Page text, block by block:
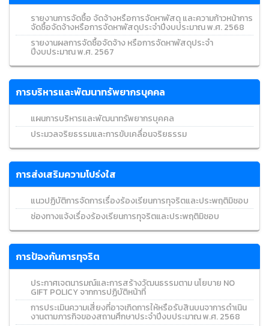
รายงานการจัดซื้อ จัดจ้างหรือการจัดหาพัสดุ และความก้าวหน้าการ
จัดซื้อจัดจ้างหรือการจัดหาพัสดุประจำปีงบประมาณ พ.ศ. 2568
รายงานผลการจัดซื้อจัดจ้าง หรือการจัดหาพัสดุประจำ
ปีงบประมาณ พ.ศ. 2567
การบริหารและพัฒนาทรัพยากรบุคคล
แผนการบริหารและพัฒนาทรัพยากรบุคคล
ประมวลจริยธรรมและการขับเคลื่อนจริยธรรม
การส่งเสริมความโปร่งใส
แนวปฏิบัติการจัดการเรื่องร้องเรียนการทุจริตและประพฤติมิชอบ
ช่องทางแจ้งเรื่องร้องเรียนการทุจริตและประพฤติมิชอบ
การป้องกันการทุจริต
ประกาศเจตนารมณ์และการสร้างวัฒนธรรมตาม นโยบาย NO
GIFT POLICY จากการปฏิบัติหน้าที่
การประเมินความเสี่ยงที่อาจเกิดการให้หรือรับสินบนจาการดำเนิน
งานตามภารกิจของสถานศึกษาประจำปีงบประมาณ พ.ศ. 2568